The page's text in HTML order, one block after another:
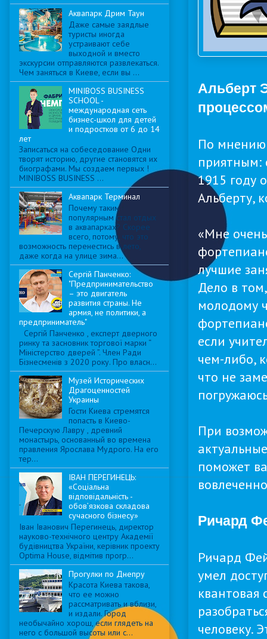
Альберт
По мнению
приятным:
1915 году
Альберту,
«Мне
лучшие
Дело в
молодому
если
чем-либо,
что не
При
поможет
Ричард
Ричард
умел
квантовая
человеку.
Аквапарк Дрим Таун
Даже самые заядлые
туристы иногда
устраивают себе
выходной и вместо
экскурсии отправляются развлекаться.
Чем заняться в Киеве, если вы ...
MINIBOSS BUSINESS
SCHOOL -
международная сеть
бизнес-школ для детей
и подростков от 6 до 14
лет
Записаться на собеседование Одни
творят историю, другие становятся их
биографами. Мы создаем первых !
MINIBOSS BUSINESS ...
Аквапарк Терминал
Почему таким
популярным стал отдых
в аквапарках? Скорее
всего, потому, что это
возможность перенестись в лето,
даже когда на улице зима...
Сергій Панченко:
"Предпринимательство
– это двигатель
развития страны. Не
армия, не политики, а
предприниматель"
Сергій Панченко , експерт дверного
ринку та засновник торгової марки “
Міністерство дверей ”. Член Ради
Бізнесменів з 2020 року. Про власн...
Музей Исторических
Драгоценностей
Украины
Гости Киева стремятся
попасть в Киево-
Печерскую Лавру , древний
монастырь, основанный во времена
правления Ярослава Мудрого. На его
тер...
ІВАН ПЕРЕГИНЕЦЬ:
«Соціальна
відповідальність -
обов’язкова складова
сучасного бізнесу»
Іван Іванович Перегинець, директор
науково-технічного центру Академії
будівництва України, керівник проекту
Optima House, відмітив прогр...
Прогулки по Днепру
Красота Киева такова,
что ее можно
рассматривать и вблизи,
и издали. Город
необычайно хорош, если глядеть на
него с большой высоты или с...